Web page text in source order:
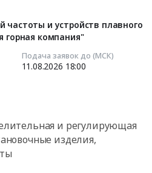
частоты и устройств плавного
горная компания"
Подача заявок до (МСК)
11.08.2026 18:00
и регулирующая
изделия,